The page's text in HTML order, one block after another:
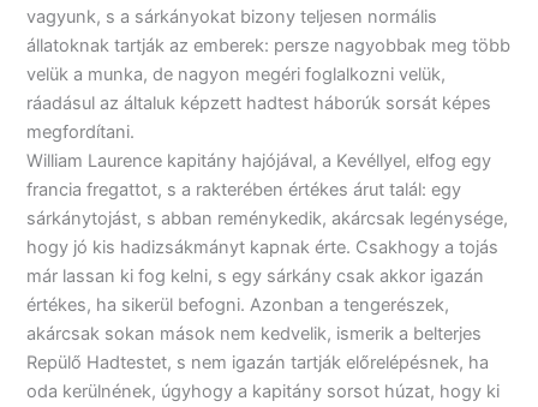
vagyunk, s a sárkányokat bizony teljesen normális
állatoknak tartják az emberek: persze nagyobbak meg több
velük a munka, de nagyon megéri foglalkozni velük,
ráadásul az általuk képzett hadtest háborúk sorsát képes
megfordítani.
William Laurence kapitány hajójával, a Kevéllyel, elfog egy
francia fregattot, s a rakterében értékes árut talál: egy
sárkánytojást, s abban reménykedik, akárcsak legénysége,
hogy jó kis hadizsákmányt kapnak érte. Csakhogy a tojás
már lassan ki fog kelni, s egy sárkány csak akkor igazán
értékes, ha sikerül befogni. Azonban a tengerészek,
akárcsak sokan mások nem kedvelik, ismerik a belterjes
Repülő Hadtestet, s nem igazán tartják előrelépésnek, ha
oda kerülnének, úgyhogy a kapitány sorsot húzat, hogy ki